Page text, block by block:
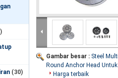
(30)
Gambar besar : Steel
Round Anchor Head
Harga terbaik